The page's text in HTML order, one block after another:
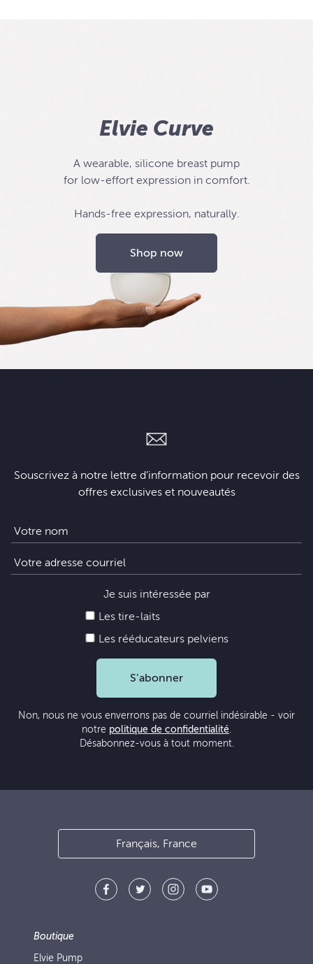
Elvie Curve
A wearable, silicone breast pump
for low-effort expression in comfort.
Hands-free expression, naturally.
Shop now
Souscrivez à notre lettre d’information pour recevoir des
offres exclusives et nouveautés
Je suis intéressée par
Les tire-laits
Les rééducateurs pelviens
S’abonner
Non, nous ne vous enverrons pas de courriel indésirable - voir
notre politique de confidentialité.
Désabonnez-vous à tout moment.
Français, France
Boutique
Elvie Pump